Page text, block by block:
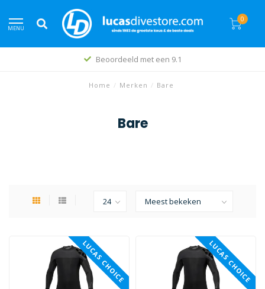
MENU
0
Beoordeeld met een 9.1
Home / Merken / Bare
Bare
LUCAS CHOICE LUCAS CHOICE